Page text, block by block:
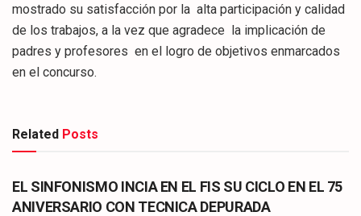
mostrado su satisfacción por la alta participación y calidad
de los trabajos, a la vez que agradece la implicación de
padres y profesores en el logro de objetivos enmarcados
en el concurso.
Related Posts
CULTURA
EL SINFONISMO INCIA EN EL FIS SU CICLO EN EL 75
ANIVERSARIO CON TECNICA DEPURADA